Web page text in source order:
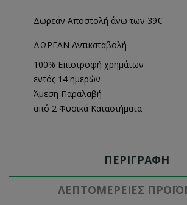
Δωρεάν Αποστολή άνω των 39€
ΔΩΡΕΑΝ Αντικαταβολή
100% Επιστροφή χρημάτων
εντός 14 ημερών
Άμεση Παραλαβή
από 2 Φυσικά Καταστήματα
ΠΕΡΙΓΡΑΦΉ
ΛΕΠΤΟΜΈΡΕΙΕΣ